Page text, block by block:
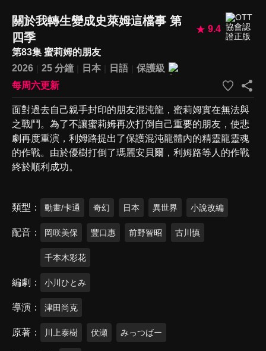
關於我轉生變成史萊姆這檔事 第
四季
9.4
第83集 蜜莉姆的朋友
2026
25 分鐘 日本 日語
保護級
每周六更新
面對過去自己親手封印的朋友混沌龍，蜜莉姆實在無法與
之戰鬥。為了不讓蜜莉姆再次打倒自己重要的朋友，使悲
劇再度重演，利姆路提出了保護混沌龍體內的精靈龍靈魂
的作戰。由於優樹打倒了瑪麗安貝爾，利姆路等人的作戰
終於順利成功。
類型 動畫/卡通 奇幻 日本 異世界 小說改編
配音 岡咲美保 豐口惠 前野智昭 古川慎
千本木彩花
編劇 小川ひとみ
導演 津田尚克
原著 川上泰樹 伏瀬 みっつばー